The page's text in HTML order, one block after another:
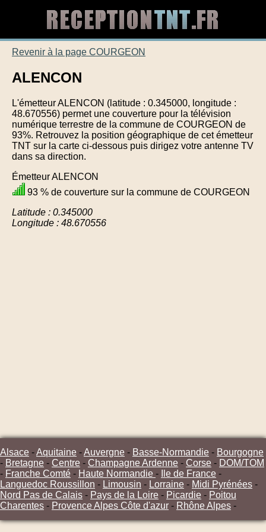
Revenir à la page COURGEON
ALENCON
L'émetteur ALENCON (latitude : 0.345000, longitude :
48.670556) permet une couverture pour la télévision
numérique terrestre de la commune de COURGEON de
93%. Retrouvez la position géographique de cet émetteur
TNT sur la carte ci-dessous puis dirigez votre antenne TV
dans sa direction.
Émetteur ALENCON
93 % de couverture sur la commune de COURGEON
Latitude : 0.345000
Longitude : 48.670556
Alsace -Aquitaine -Auvergne - Basse-Normandie - Bourgogne
- Bretagne - Centre - Champagne Ardenne - Corse - DOM/TOM
- Franche Comté - Haute Normandie - Ile de France -
Languedoc Roussillon - Limousin - Lorraine - Midi Pyrénées -
Nord Pas de Calais - Pays de la Loire - Picardie - Poitou
Charentes - Provence Alpes Côte d'azur - Rhône Alpes -